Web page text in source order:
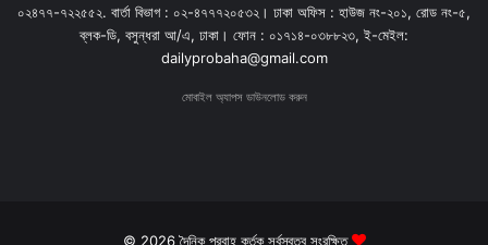
০২৪৭৭-৭২২৫৫২. বার্তা বিভাগ : ০২-৪৭৭৭২০৫৩২। ঢাকা অফিস : হাউজ নং-২০১, রোড নং-৫,
ব্লক-ডি, বসুন্ধরা আ/এ, ঢাকা। ফোন : ০১৭১৪-০৩৮৮২৩, ই-মেইল:
dailyprobaha@gmail.com
মোবাইল অ্যাপস ডাউনলোড করুন
© 2026 দৈনিক প্রবাহ কর্তৃক সর্বস্বত্ব সংরক্ষিত